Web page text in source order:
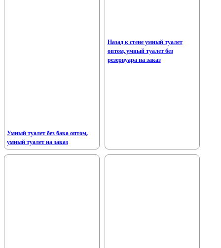
Умный туалет без бака оптом,
умный туалет на заказ
Назад к стене умный туалет
оптом, умный туалет без
резервуара на заказ